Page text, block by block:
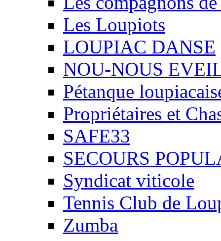
Les Loupiots
LOUPIAC DANSE
NOU-NOUS
Pétanque
Propriétaires et
SAFE33
SECOURS
Syndicat viticole
Tennis Club de
Zumba